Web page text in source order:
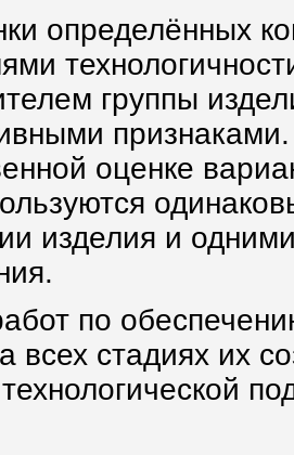
определённых
группы
оценке
изделия и
по
всех стадиях их